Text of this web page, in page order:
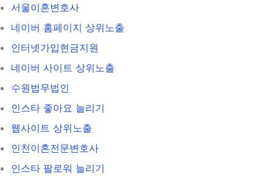
서울이혼변호사
네이버 홈페이지 상위노출
인터넷가입현금지원
네이버 사이트 상위노출
수원법무법인
인스타 좋아요 늘리기
웹사이트 상위노출
인천이혼전문변호사
인스타 팔로워 늘리기